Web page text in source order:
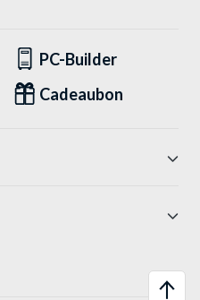
PC-Builder
Cadeaubon